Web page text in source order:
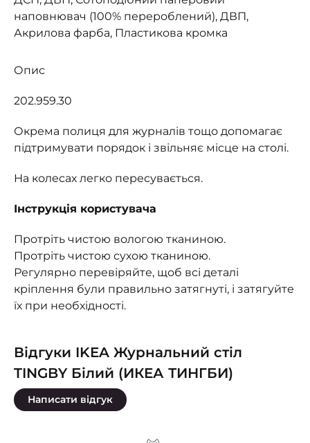
наповнювач (100% перероблений), ДВП,
Акрилова фарба, Пластикова кромка
Опис
202.959.30
Окрема полиця для журналів тощо допомагає
підтримувати порядок і звільняє місце на столі.
На колесах легко пересувається.
Інструкція користувача
Протріть чистою вологою тканиною.
Протріть чистою сухою тканиною.
Регулярно перевіряйте, щоб всі деталі
кріплення були правильно затягнуті, і затягуйте
їх при необхідності.
Відгуки IKEA Журнальний стіл
TINGBY Білий (ИКЕА ТИНГБИ)
Написати відгук